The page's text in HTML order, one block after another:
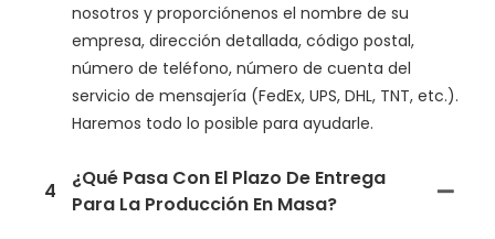
nosotros y proporciónenos el nombre de su
empresa, dirección detallada, código postal,
número de teléfono, número de cuenta del
servicio de mensajería (FedEx, UPS, DHL, TNT, etc.).
Haremos todo lo posible para ayudarle.
4
¿Qué Pasa Con El Plazo De Entrega
Para La Producción En Masa?